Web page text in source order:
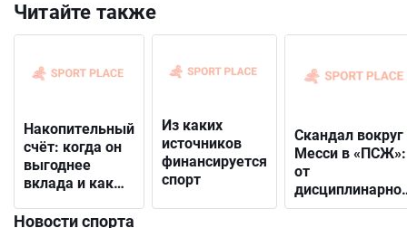
Читайте также
Накопительный
счёт: когда он
выгоднее
вклада и как
подходящий
Из каких
источников
финансируется
спорт
Скандал вокруг
Месси в «ПСЖ»:
от
решения до
Новости спорта